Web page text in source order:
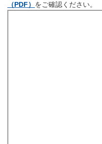
（PDF） をご確認ください。